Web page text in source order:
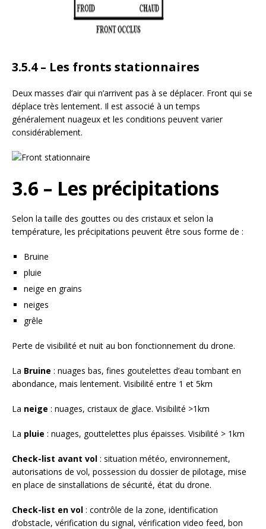
3.5.4 – Les fronts stationnaires
Deux masses d’air qui n’arrivent pas à se déplacer. Front qui se
déplace très lentement. Il est associé à un temps
généralement nuageux et les conditions peuvent varier
considérablement.
3.6 – Les précipitations
Selon la taille des gouttes ou des cristaux et selon la
température, les précipitations peuvent être sous forme de :
Bruine
pluie
neige en grains
neiges
grêle
Perte de visibilité et nuit au bon fonctionnement du drone.
La Bruine : nuages bas, fines goutelettes d’eau tombant en
abondance, mais lentement. Visibilité entre 1 et 5km
La neige : nuages, cristaux de glace. Visibilité >1km
La pluie : nuages, gouttelettes plus épaisses. Visibilité > 1km
Check-list avant vol : situation météo, environnement,
autorisations de vol, possession du dossier de pilotage, mise
en place de sinstallations de sécurité, état du drone.
Check-list en vol : contrôle de la zone, identification
d’obstacle, vérification du signal, vérification video feed, bon